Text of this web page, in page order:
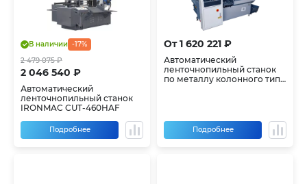
-17%
В наличии
2 046 540 ₽
2 479 075 ₽
Автоматический
ленточнопильный станок
IRONMAC CUT-460HAF
Подробнее
От 1 620 221 ₽
Автоматический
ленточнопильный станок
по металлу колонного типа
Подробнее